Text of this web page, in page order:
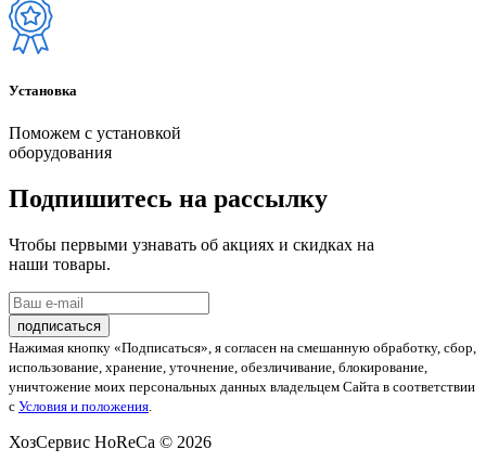
Установка
Поможем с установкой
оборудования
Подпишитесь на рассылку
Чтобы первыми узнавать об акциях и скидках на
наши товары.
Нажимая кнопку «Подписаться», я согласен на смешанную обработку, сбор,
использование, хранение, уточнение, обезличивание, блокирование,
уничтожение моих персональных данных владельцем Сайта в соответствии
с Условия и положения.
ХозСервис HoReCa © 2026